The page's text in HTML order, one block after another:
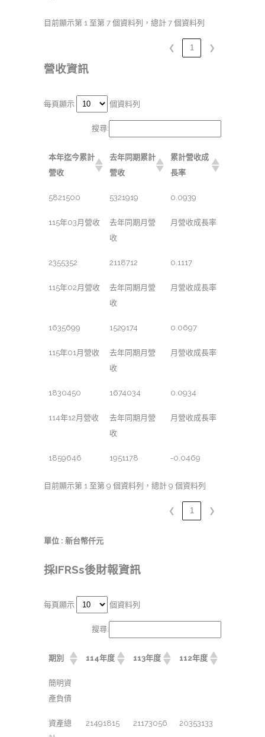
目前顯示第 1 至第 7 個資料列，總計 7 個資料列
❮ 1 ❯
營收資訊
每頁顯示 個資料列
搜尋:
本年迄今累計
營收
去年同期累計
營收
累計營收成
長率
5821500 5321919 0.0939
115年03月營收
去年同期月營
收
月營收成長率
2355352 2118712 0.1117
115年02月營收
去年同期月營
收
月營收成長率
1635699 1529174 0.0697
115年01月營收
去年同期月營
收
月營收成長率
1830450 1674034 0.0934
114年12月營收
去年同期月營
收
月營收成長率
1859646 1951178 -0.0469
目前顯示第 1 至第 9 個資料列，總計 9 個資料列
❮ 1 ❯
單位 : 新台幣仟元
採IFRSs後財報資訊
每頁顯示 個資料列
搜尋:
期別 114年度 113年度 112年度
簡明資
產負債
資產總
21491815 21173056 20353133